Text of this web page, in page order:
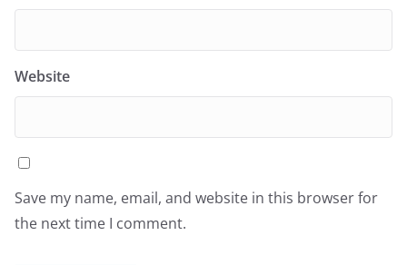
Website
Save my name, email, and website in this browser for
the next time I comment.